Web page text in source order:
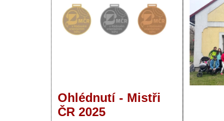
Ohlédnutí - Mistři
ČR 2025